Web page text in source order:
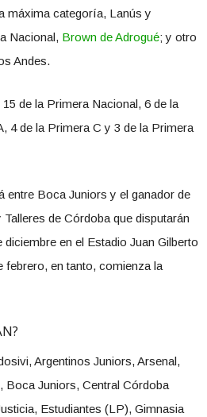
máxima categoría, Lanús y
Nacional, Brown de Adrogué; y otro
Andes.
de la Primera Nacional, 6 de la
4 de la Primera C y 3 de la Primera
entre Boca Juniors y el ganador de
de Córdoba que disputarán
en el Estadio Juan Gilberto
febrero, en tanto, comienza la
Argentinos Juniors, Arsenal,
Boca Juniors, Central Córdoba
Estudiantes (LP), Gimnasia